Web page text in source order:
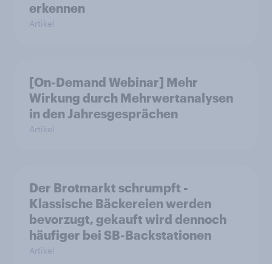
erkennen
Artikel
[On-Demand Webinar] Mehr
Wirkung durch Mehrwertanalysen
in den Jahresgesprächen
Artikel
Der Brotmarkt schrumpft -
Klassische Bäckereien werden
bevorzugt, gekauft wird dennoch
häufiger bei SB-Backstationen
Artikel